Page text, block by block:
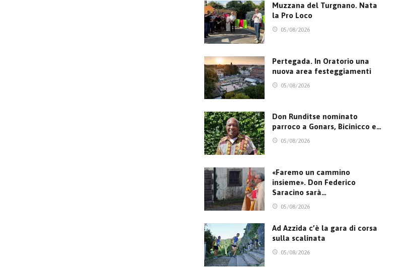
Muzzana del Turgnano. Nata
la Pro Loco
05/08/2026
Pertegada. In Oratorio una
nuova area festeggiamenti
05/08/2026
Don Runditse nominato
parroco a Gonars, Bicinicco e…
05/08/2026
«Faremo un cammino
insieme». Don Federico
Saracino sarà…
05/08/2026
Ad Azzida c’è la gara di corsa
sulla scalinata
05/08/2026